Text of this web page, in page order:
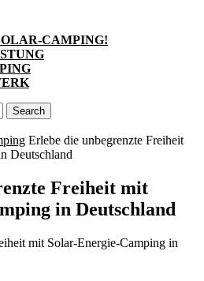
CAMPING!
Erlebe die unbegrenzte Freiheit
Deutschland
Freiheit mit
in Deutschland